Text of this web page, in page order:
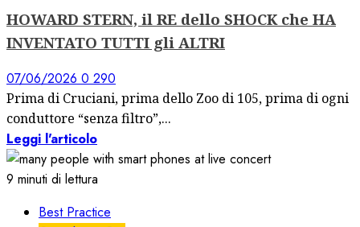
HOWARD STERN, il RE dello SHOCK che HA
INVENTATO TUTTI gli ALTRI
07/06/2026 0 290
Prima di Cruciani, prima dello Zoo di 105, prima di ogni
conduttore “senza filtro”,...
Leggi l'articolo
9 minuti di lettura
Best Practice